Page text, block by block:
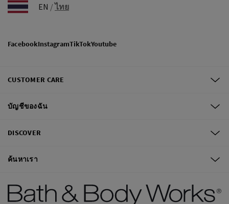
EN /ไทย
FacebookInstagramTikTokYoutube
CUSTOMER CARE
บัญชีของฉัน
DISCOVER
ค้นหาเรา